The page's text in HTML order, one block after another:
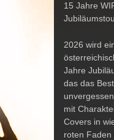
15 Jahre
2026 wird
Jahre
das das
mit
Covers in
roten Faden